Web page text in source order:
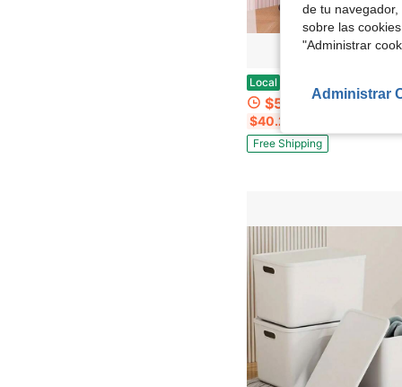
Local
$50.25
$40.25
Free Shipping
de tu
sobre las
"Administrar
Administrar